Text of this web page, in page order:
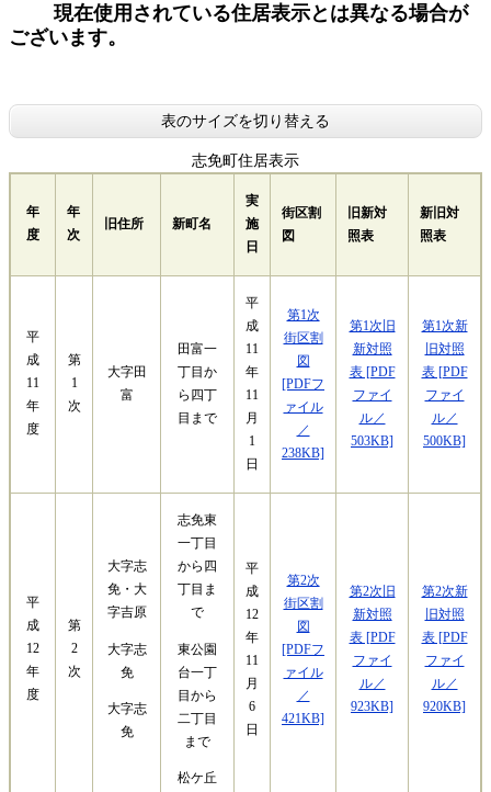
現在使用されている住居表示とは異なる場合が
ございます。
表のサイズを切り替える
志免町住居表示
年
度
年
次
旧住所 新町名
実
施
日
街区割
図
旧新対
照表
新旧対
照表
平
成
11
年
度
第
1
次
大字田
富
田富一
丁目か
ら四丁
目まで
平
成
11
年
11
月
1
日
第1次
街区割
図
[PDFフ
ァイル
／
238KB]
第1次旧
新対照
表 [PDF
ファイ
ル／
503KB]
第1次新
旧対照
表 [PDF
ファイ
ル／
500KB]
平
成
12
年
度
第
2
次
大字志
免・大
字吉原
大字志
免
大字志
免
志免東
一丁目
から四
丁目ま
で
東公園
台一丁
目から
二丁目
まで
松ケ丘
平
成
12
年
11
月
6
日
第2次
街区割
図
[PDFフ
ァイル
／
421KB]
第2次旧
新対照
表 [PDF
ファイ
ル／
923KB]
第2次新
旧対照
表 [PDF
ファイ
ル／
920KB]